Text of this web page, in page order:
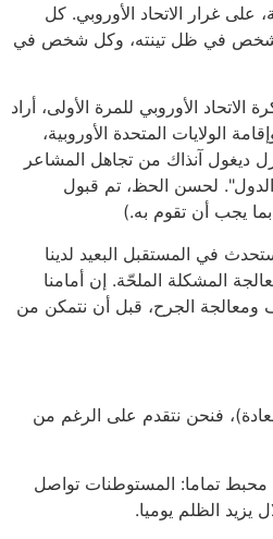
غرار الاتحاد الأوروبي. كل
في ظل تينته، وكل شخص في
الأوروبي للمرة الأولى، أراد
الولايات المتحدة الأوروبية،
ديغول آنذاك من تجاهل المشاعر
الدول". لحسن الحظ، تم قبول
بما يجب أن تقوم به.)
في المستقبل البعيد لدينا
المشكلة الملحّة. إن أمامنا
ومعالجة الجرح، قبل أن نتمكن من
فنحن نتقدم على الرغم من
تماما: المستوطنات تواصل
يزيد الظلم يوميا.